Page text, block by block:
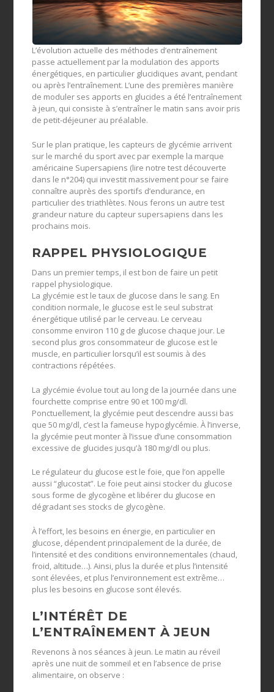
L’évolution actuelle des méthodes d’entraînement
passe actuellement par la modulation des apports
énergétiques, en particulier glucidiques avant, pendant
ou après l’entraînement. L’une des premières manière
de moduler ses apports en glucides a été l’entraînement
à jeun, qui consiste à s’entraîner le matin sans avoir pris
de petit-déjeuner au préalable.
Sur le plan pratique, les capteurs de glycémie arrivent
sur le marché du sport avec par exemple la marque
américaine Supersapiens (lire notre test découverte
dans le n°204) qui investit massivement pour se faire
connaître auprès des sportifs d’endurance, en
particulier des triathlètes. Nous ferons un autre test
grandeur nature du capteur supersapiens dans les
prochains mois.
RAPPEL PHYSIOLOGIQUE
Dans un premier temps, il est bon de faire un petit
rappel physiologique.
La glycémie est le taux de glucose dans le sang. En
condition normale, le glucose est le seul substrat
énergétique utilisé par le cerveau. Le cerveau
consomme environ 110 g de glucose chaque jour. Le
second plus gros consommateur de glucose est le
muscle, en particulier lorsqu’il est soumis à des
contractions répétées.
La glycémie évolue tout au long de la journée dans une
fourchette comprise entre 90 et 100 mg/dl.
Ponctuellement, la glycémie peut descendre aussi bas
que 50 mg/dl, c’est la fameuse hypoglycémie. À l’inverse,
la glycémie peut monter à l’issue d’une consommation
excessive de glucides jusqu’à 180 mg/dl ou plus.
Le régulateur du glucose est le foie, que l’on appelle
aussi “glucostat”. Le foie peut ainsi stocker du glucose
sous forme de glycogène et libérer du glucose en
dégradant ses stocks de glycogène.
À l’effort, les besoins en énergie, en particulier en
glucose, dépendent principalement de la durée, de
l’intensité et des conditions environnementales (chaud,
froid, altitude…). Ainsi, plus la durée et plus l’intensité
sont élevées, et plus l’environnement est extrême…
plus les besoins en glucose sont élevés.
L’INTÉRÊT DE
L’ENTRAÎNEMENT À JEUN
Revenons à nos séances à jeun. Le matin au réveil
après une nuit de sommeil et en l’absence de prise
alimentaire, on observe :